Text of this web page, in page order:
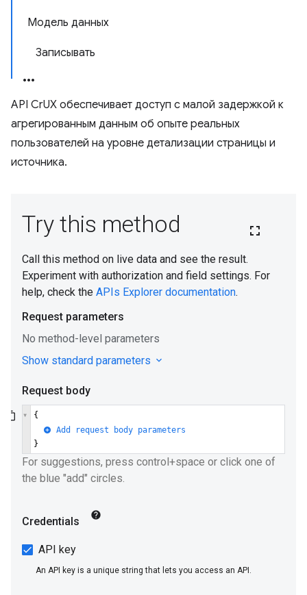
Модель данных
Записывать
API CrUX обеспечивает доступ с малой задержкой к
агрегированным данным об опыте реальных
пользователей на уровне детализации страницы и
источника.